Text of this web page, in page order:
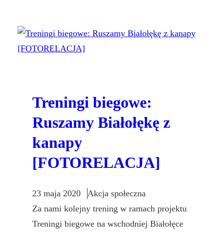
Treningi biegowe:
Ruszamy Białołękę z
kanapy
[FOTORELACJA]
23 maja 2020
Akcja społeczna
Za nami kolejny trening w ramach projektu
Treningi biegowe na wschodniej Białołęce